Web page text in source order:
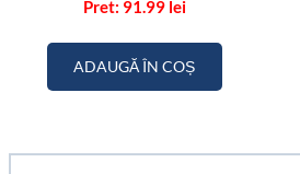
91.99 lei
ADAUGĂ ÎN COȘ